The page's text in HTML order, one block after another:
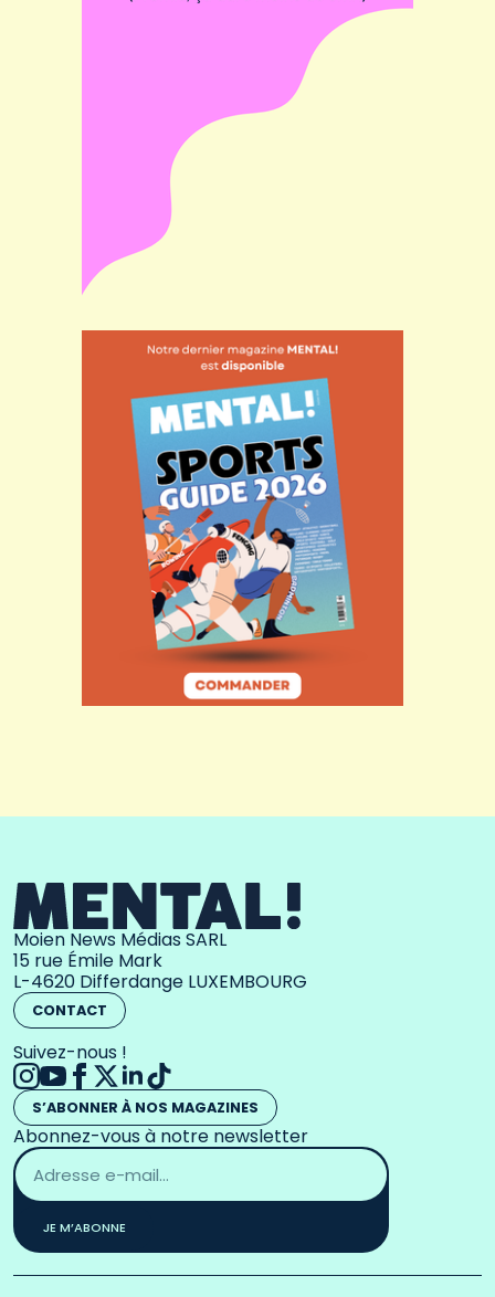
Moien News Médias SARL
15 rue Émile Mark
L-4620 Differdange LUXEMBOURG
CONTACT
Suivez-nous !
S’ABONNER À NOS MAGAZINES
Abonnez-vous à notre newsletter
Adresse
email
*
JE M’ABONNE